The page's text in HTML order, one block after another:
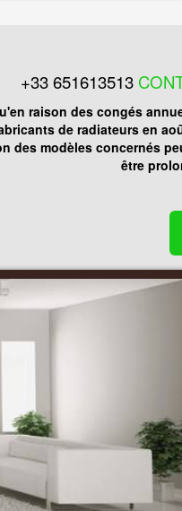
+33 651613513
raison des congés
de radiateurs en
des modèles concernés
être